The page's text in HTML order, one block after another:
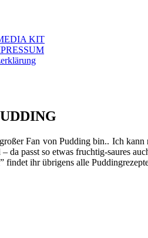
KIT
Fan von Pudding bin.. Ich
da passt so etwas fruchtig-saures
” findet ihr übrigens alle